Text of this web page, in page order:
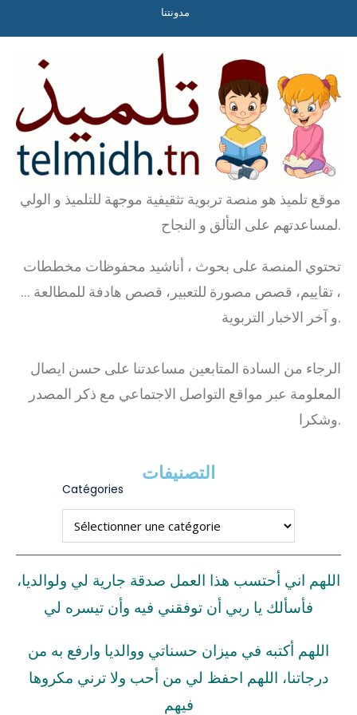
مدونتنا
موقع تلميذ هو منصة تربوية تثقيفية موجهة للتلميذ و الولي
لمساعدتهم على التألق و النجاح.
تحتوي المنصة على بحوث ، أناشيد محفوظات مخططات
، تقاييم، قصص مصورة للتعبير، قصص هادفة للمطالعة …
و آخر الاخبار التربوية.
الرجاء من السادة المتابعين مساعدتنا على حسن ايصال
المعلومة عبر مواقع التواصل الاجتماعي مع ذكر المصدر
وشكرا.
التصنيفات
Catégories
اللهم اني أحتسب هذا العمل صدقة جارية لي ولوالديا،
فأسألك يا ربي أن توفقني فيه وأن تيسره لي
اللهم أكتبه في ميزان حسناتي ووالديا وارفع به من
درجاتنا، اللهم احفظ لي من أحب ولا ترني مكروها
فيهم